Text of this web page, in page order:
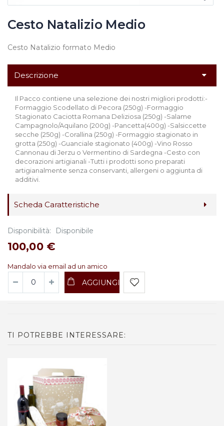
Cesto Natalizio Medio
Cesto Natalizio formato Medio
Descrizione
Il Pacco contiene una selezione dei nostri migliori prodotti:-
Formaggio Scodellato di Pecora (250g) -Formaggio
Stagionato Caciotta Romana Deliziosa (250g) -Salame
Campagnolo/Aquilano (200g) -Pancetta(400g) -Salsiccette
secche (250g) -Corallina (250g) -Formaggio stagionato in
grotta (250g) -Guanciale stagionato (400g) -Vino Rosso
Cannonau di Jerzu o Vermentino di Sardegna -Cesto con
decorazioni artigianali -Tutti i prodotti sono preparati
artigianalmente senza conservanti, allergeni o aggiunta di
additivi.
Scheda Caratteristiche
Disponibilità: Disponibile
100,00 €
Mandalo via email ad un amico
AGGIUNGI
TI POTREBBE INTERESSARE: